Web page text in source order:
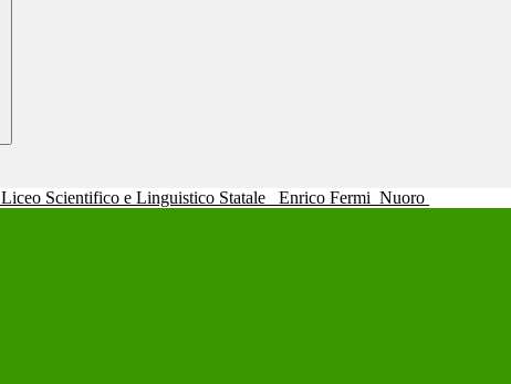
Liceo Scientifico e Linguistico Statale Enrico Fermi Nuoro